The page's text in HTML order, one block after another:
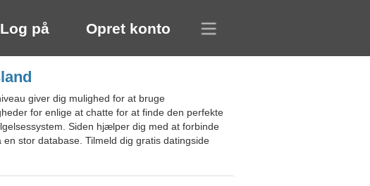
Log på Opret konto
giver dig mulighed for at bruge
for enlige at chatte for at finde den perfekte
Siden hjælper dig med at forbinde
stor database. Tilmeld dig gratis datingside